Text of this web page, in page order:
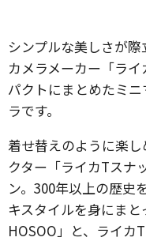
シンプルな美しさが
カメラメーカー「ラ
パクトにまとめたミ
ラです。
着せ替えのように楽
クター「ライカTスナ
ン。300年以上の歴史
キスタイルを身にま
HOSOO」と、ライカ